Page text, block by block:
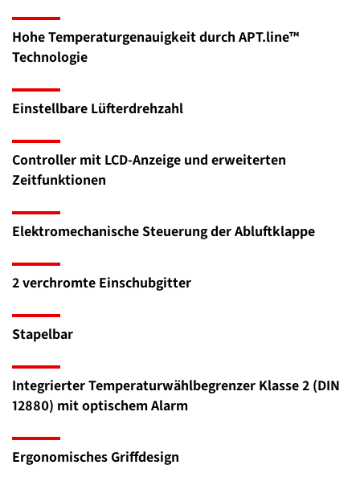
Hohe Temperaturgenauigkeit durch APT.line™
Technologie
Einstellbare Lüfterdrehzahl
Controller mit LCD-Anzeige und erweiterten
Zeitfunktionen
Elektromechanische Steuerung der Abluftklappe
2 verchromte Einschubgitter
Stapelbar
Integrierter Temperaturwählbegrenzer Klasse 2 (DIN
12880) mit optischem Alarm
Ergonomisches Griffdesign